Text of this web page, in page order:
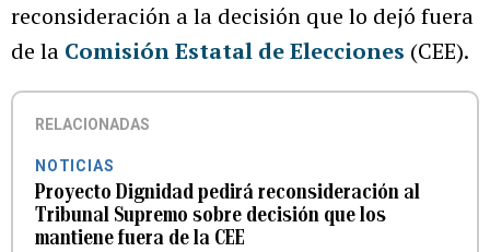
reconsideración a la decisión que lo dejó fuera
de la Comisión Estatal de Elecciones (CEE).
RELACIONADAS
NOTICIAS
Proyecto Dignidad pedirá reconsideración al
Tribunal Supremo sobre decisión que los
mantiene fuera de la CEE